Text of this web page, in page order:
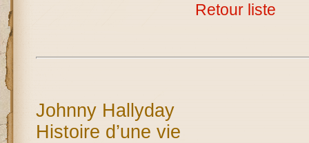
Retour liste
Johnny Hallyday
Histoire d’une vie